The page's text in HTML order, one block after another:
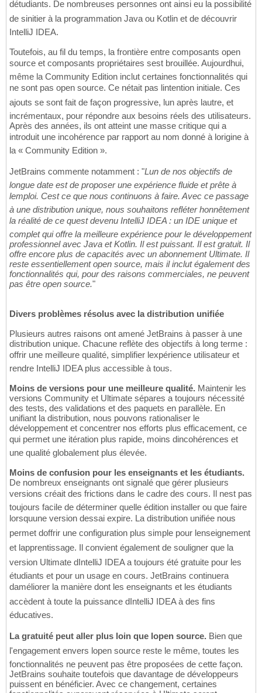
détudiants. De nombreuses personnes ont ainsi eu la possibilité
de sinitier à la programmation Java ou Kotlin et de découvrir
IntelliJ IDEA.
Toutefois, au fil du temps, la frontière entre composants open
source et composants propriétaires sest brouillée. Aujourdhui,
même la Community Edition inclut certaines fonctionnalités qui
ne sont pas open source. Ce nétait pas lintention initiale. Ces
ajouts se sont fait de façon progressive, lun après lautre, et
incrémentaux, pour répondre aux besoins réels des utilisateurs.
Après des années, ils ont atteint une masse critique qui a
introduit une incohérence par rapport au nom donné à lorigine à
la « Community Edition ».
JetBrains commente notamment : "Lun de nos objectifs de
longue date est de proposer une expérience fluide et prête à
lemploi. Cest ce que nous continuons à faire. Avec ce passage
à une distribution unique, nous souhaitons refléter honnêtement
la réalité de ce quest devenu IntelliJ IDEA : un IDE unique et
complet qui offre la meilleure expérience pour le développement
professionnel avec Java et Kotlin. Il est puissant. Il est gratuit. Il
offre encore plus de capacités avec un abonnement Ultimate. Il
reste essentiellement open source, mais il inclut également des
fonctionnalités qui, pour des raisons commerciales, ne peuvent
pas être open source."
Divers problèmes résolus avec la distribution unifiée
Plusieurs autres raisons ont amené JetBrains à passer à une
distribution unique. Chacune reflète des objectifs à long terme :
offrir une meilleure qualité, simplifier lexpérience utilisateur et
rendre IntelliJ IDEA plus accessible à tous.
Moins de versions pour une meilleure qualité. Maintenir les
versions Community et Ultimate sépares a toujours nécessité
des tests, des validations et des paquets en parallèle. En
unifiant la distribution, nous pouvons rationaliser le
développement et concentrer nos efforts plus efficacement, ce
qui permet une itération plus rapide, moins dincohérences et
une qualité globalement plus élevée.
Moins de confusion pour les enseignants et les étudiants.
De nombreux enseignants ont signalé que gérer plusieurs
versions créait des frictions dans le cadre des cours. Il nest pas
toujours facile de déterminer quelle édition installer ou que faire
lorsquune version dessai expire. La distribution unifiée nous
permet doffrir une configuration plus simple pour lenseignement
et lapprentissage. Il convient également de souligner que la
version Ultimate dIntelliJ IDEA a toujours été gratuite pour les
étudiants et pour un usage en cours. JetBrains continuera
daméliorer la manière dont les enseignants et les étudiants
accèdent à toute la puissance dIntelliJ IDEA à des fins
éducatives.
La gratuité peut aller plus loin que lopen source. Bien que
l'engagement envers lopen source reste le même, toutes les
fonctionnalités ne peuvent pas être proposées de cette façon.
JetBrains souhaite toutefois que davantage de développeurs
puissent en bénéficier. Avec ce changement, certaines